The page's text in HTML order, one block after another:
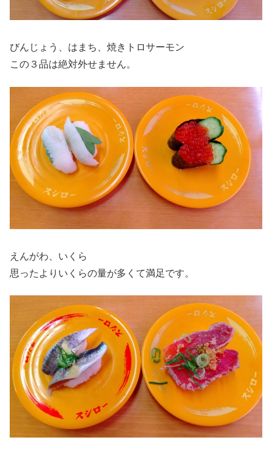
びんじょう、はまち、焼きトロサーモン
この３品は絶対外せません。
えんがわ、いくら
思ったよりいくらの量が多くて満足です。